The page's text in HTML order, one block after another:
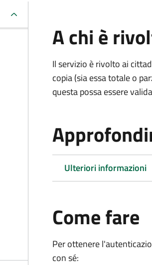
A chi è
Il servizio è rivolto ai
copia (sia essa totale o
questa possa essere
Ulteriori informazioni
Come fare
Per ottenere
con sé: